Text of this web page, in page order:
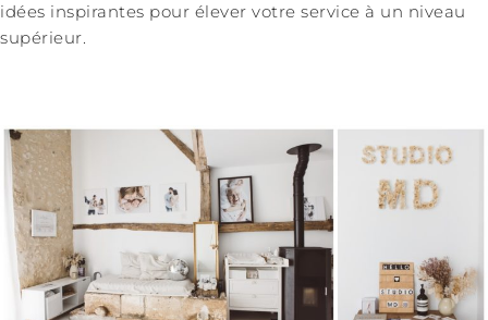
idées inspirantes pour élever votre service à un niveau
supérieur.